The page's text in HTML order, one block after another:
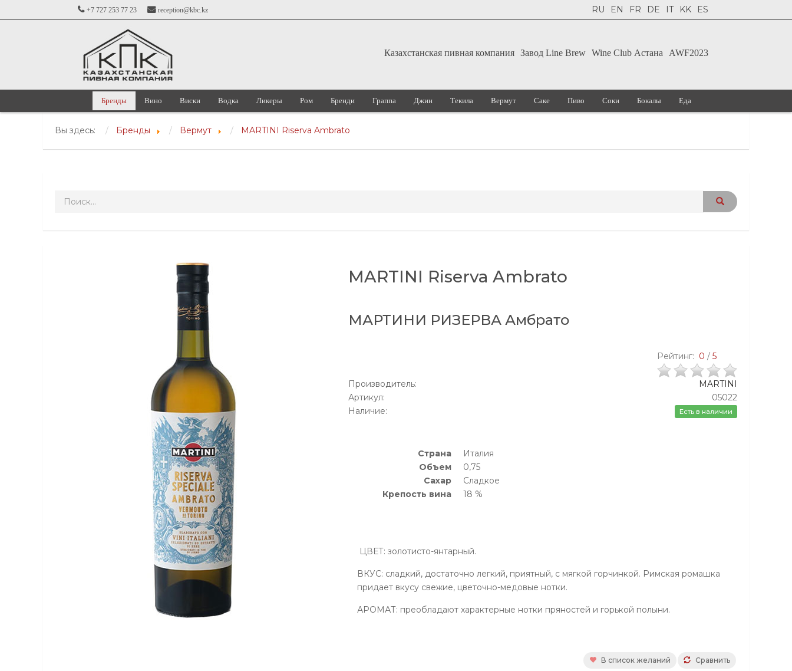
+7 727 253 77 23 reception@kbc.kz RU EN FR DE IT KK ES
Казахстанская пивная компания Завод Line Brew Wine Club Астана AWF2023
Бренды Вино Виски Водка Ликеры Ром Бренди Граппа Джин Текила Вермут Саке Пиво Соки Бокалы Еда
Вы здесь: Бренды Вермут MARTINI Riserva Ambrato
MARTINI Riserva Ambrato
МАРТИНИ РИЗЕРВА Амбрато
Рейтинг: 0 / 5
Производитель:
MARTINI
Артикул:
05022
Наличие:
Есть в наличии
Страна
Италия
Объем
0,75
Сахар
Сладкое
Крепость вина
18 %
ЦВЕТ: золотисто-янтарный.
ВКУС: сладкий, достаточно легкий, приятный, с мягкой горчинкой. Римская ромашка
придает вкусу свежие, цветочно-медовые нотки.
АРОМАТ: преобладают характерные нотки пряностей и горькой полыни.
Сравнить
В список желаний